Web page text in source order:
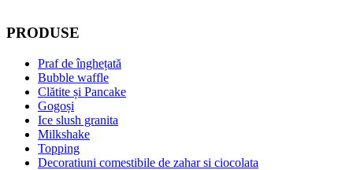
PRODUSE
Praf de înghețată
Bubble waffle
Clătite și Pancake
Gogoși
Ice slush granita
Milkshake
Topping
Decoratiuni comestibile de zahar si ciocolata